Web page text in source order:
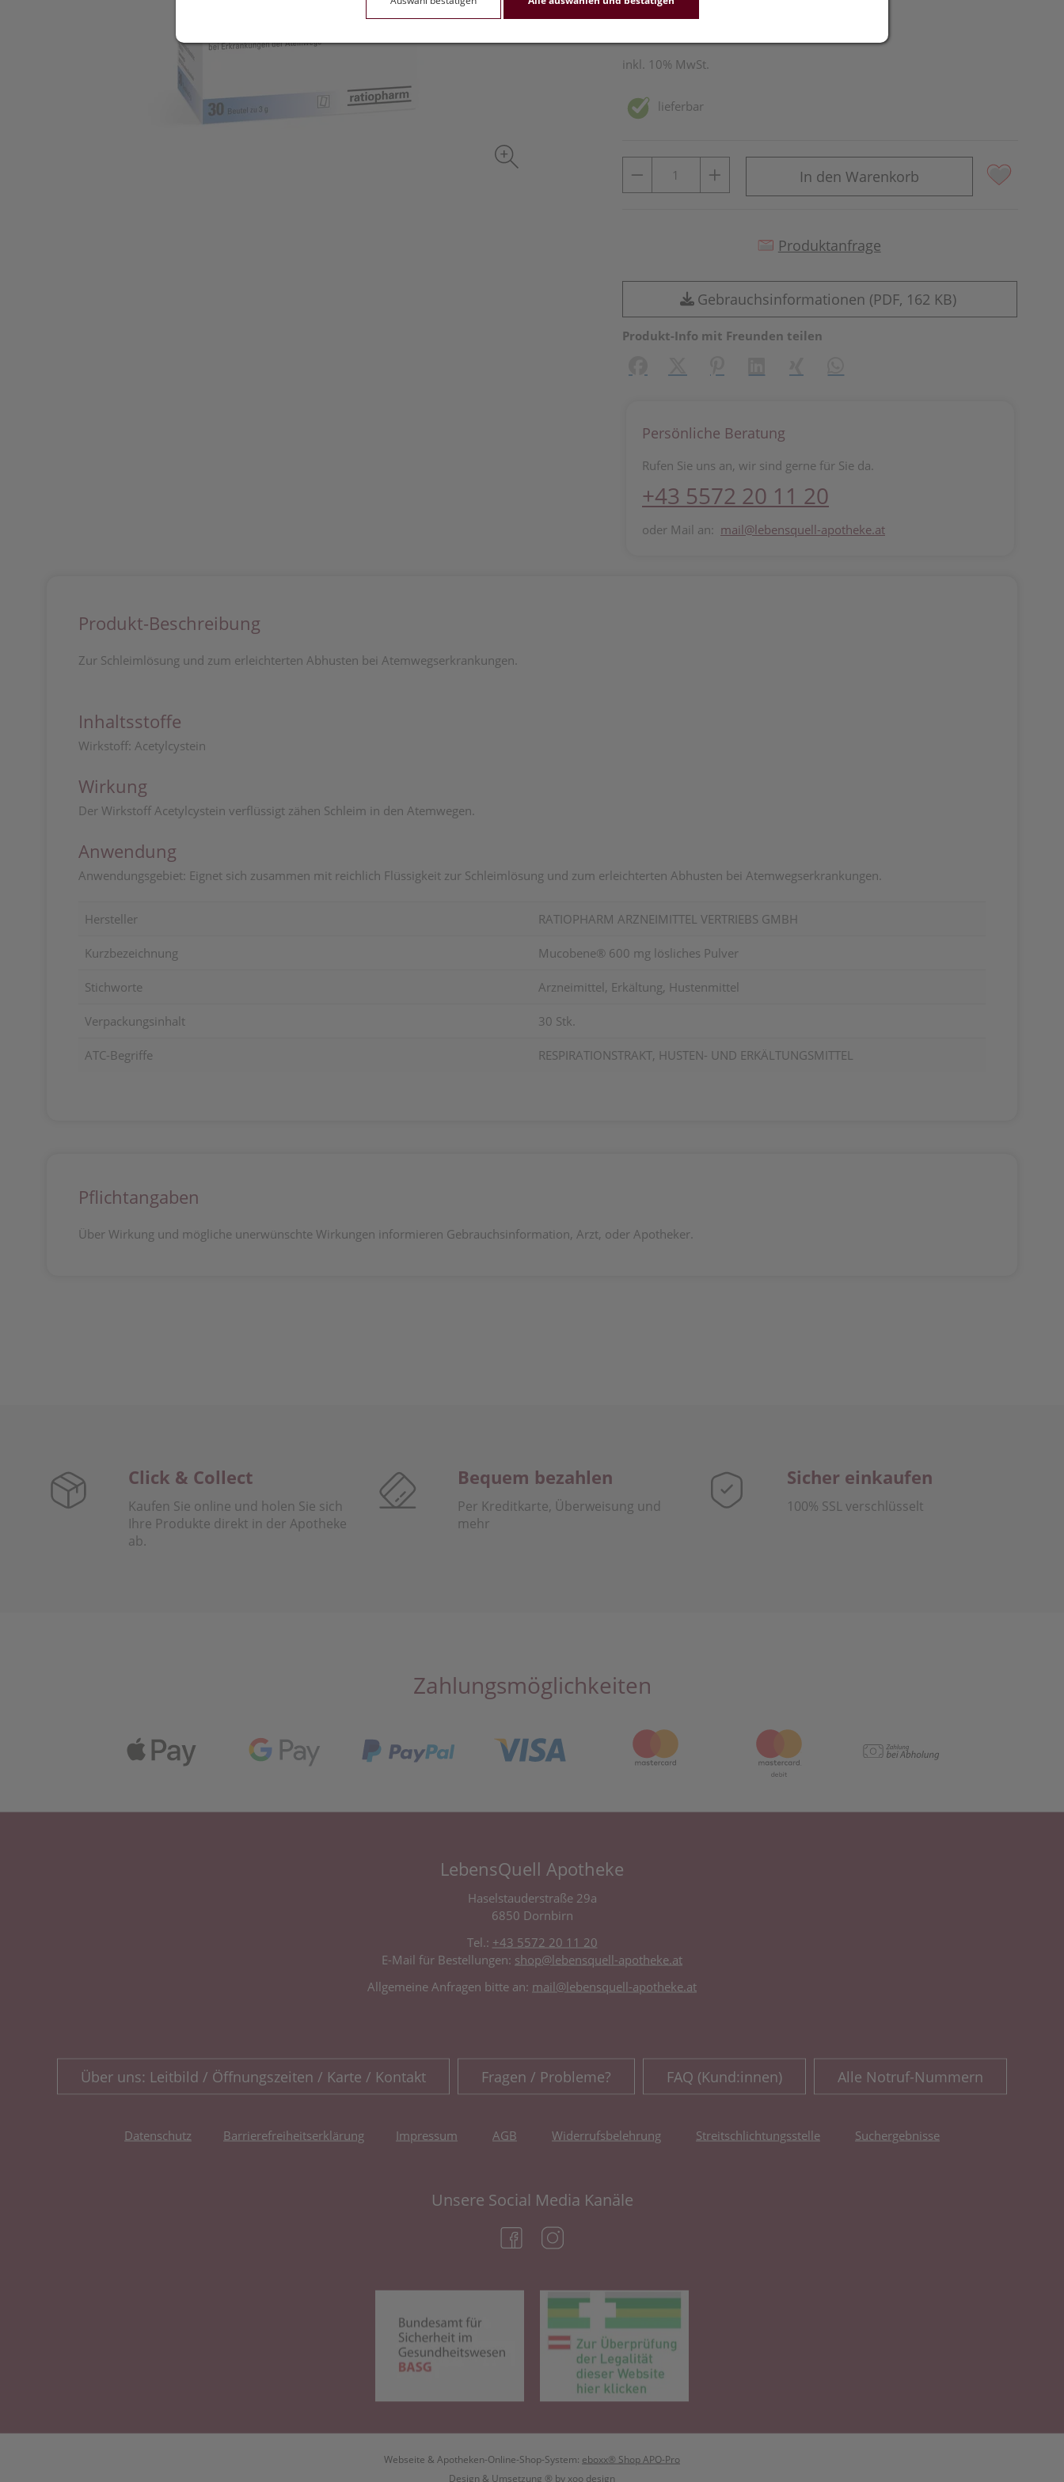
30 Stk. / Einheit
inkl. 10% MwSt.
lieferbar
In den Warenkorb
Produktanfrage
Gebrauchsinformationen (PDF, 162 KB)
Produkt-Info mit Freunden teilen
Persönliche Beratung
Rufen Sie uns an, wir sind gerne für Sie da.
+43 5572 20 11 20
oder Mail an: mail@lebensquell-apotheke.at
Produkt-Beschreibung
Zur Schleimlösung und zum erleichterten Abhusten bei Atemwegserkrankungen.
Inhaltsstoffe
Wirkstoff: Acetylcystein
Wirkung
Der Wirkstoff Acetylcystein verflüssigt zähen Schleim in den Atemwegen.
Anwendung
Anwendungsgebiet: Eignet sich zusammen mit reichlich Flüssigkeit zur Schleimlösung und zum erleichterten Abhusten bei Atemwegserkrankungen.
Hersteller RATIOPHARM ARZNEIMITTEL VERTRIEBS GMBH
Kurzbezeichnung Mucobene® 600 mg lösliches Pulver
Stichworte Arzneimittel, Erkältung, Hustenmittel
Verpackungsinhalt 30 Stk.
ATC-Begriffe RESPIRATIONSTRAKT, HUSTEN- UND ERKÄLTUNGSMITTEL
Pflichtangaben
Über Wirkung und mögliche unerwünschte Wirkungen informieren Gebrauchsinformation, Arzt, oder Apotheker.
Click & Collect
Kaufen Sie online und holen Sie sich
Ihre Produkte direkt in der Apotheke
ab.
Bequem bezahlen
Per Kreditkarte, Überweisung und
mehr
Sicher einkaufen
100% SSL verschlüsselt
Zahlungsmöglichkeiten
LebensQuell Apotheke
Haselstauderstraße 29a
6850 Dornbirn
Tel.: +43 5572 20 11 20
E-Mail für Bestellungen: shop@lebensquell-apotheke.at
Allgemeine Anfragen bitte an: mail@lebensquell-apotheke.at
Über uns: Leitbild / Öffnungszeiten / Karte / Kontakt Fragen / Probleme? FAQ (Kund:innen) Alle Notruf-Nummern
Datenschutz Barrierefreiheitserklärung Impressum AGB Widerrufsbelehrung Streitschlichtungsstelle Suchergebnisse
Unsere Social Media Kanäle
(öffnet in neuem Tab)
(öffnet in neuem Tab)
Webseite & Apotheken-Online-Shop-System: eboxx® Shop APO-Pro
Design & Umsetzung ® by xoo design